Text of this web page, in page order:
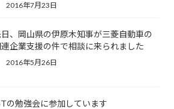
2016年7月23日
、岡山県の伊原木知事が三菱自動車の
連企業支援の件で相談に来られました
2016年5月26日
の勉強会に参加しています